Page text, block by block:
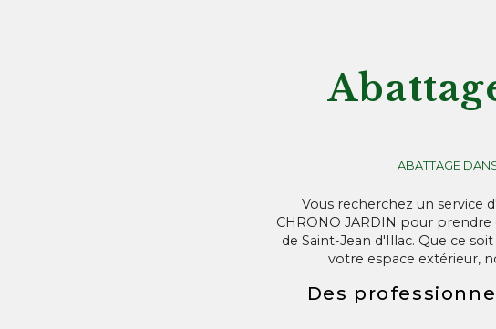
ABATTAGE
Vous recherchez un service
CHRONO JARDIN pour
de Saint-Jean d'Illac. Que ce
votre espace extérieur,
Des